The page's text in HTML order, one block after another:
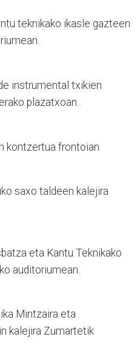
teknikako ikasle gazteen
instrumental txikien
plazatxoan.
kontzertua frontoian.
saxo taldeen kalejira
eta Kantu Teknikako
auditoriumean.
Mintzaira eta
kalejira Zumartetik